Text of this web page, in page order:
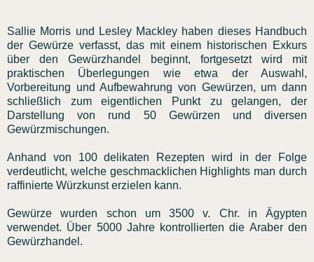
Sallie Morris und Lesley Mackley haben dieses Handbuch
der Gewürze verfasst, das mit einem historischen Exkurs
über den Gewürzhandel beginnt, fortgesetzt wird mit
praktischen Überlegungen wie etwa der Auswahl,
Vorbereitung und Aufbewahrung von Gewürzen, um dann
schließlich zum eigentlichen Punkt zu gelangen, der
Darstellung von rund 50 Gewürzen und diversen
Gewürzmischungen.
Anhand von 100 delikaten Rezepten wird in der Folge
verdeutlicht, welche geschmacklichen Highlights man durch
raffinierte Würzkunst erzielen kann.
Gewürze wurden schon um 3500 v. Chr. in Ägypten
verwendet. Über 5000 Jahre kontrollierten die Araber den
Gewürzhandel.